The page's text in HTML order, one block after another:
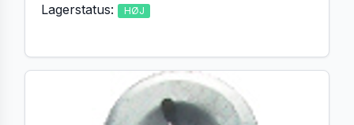
Lagerstatus: HØJ